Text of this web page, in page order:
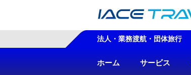
法人・業務渡航・団体旅行
ホーム サービス